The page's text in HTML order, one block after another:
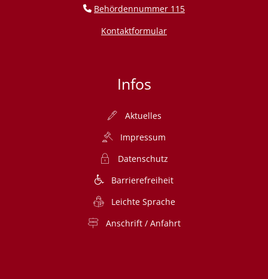
Behördennummer 115
Kontaktformular
Infos
Aktuelles
Impressum
Datenschutz
Barrierefreiheit
Leichte Sprache
Anschrift / Anfahrt